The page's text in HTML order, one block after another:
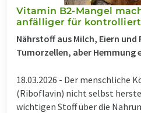
Vitamin B2-Mangel
anfälliger für
Nährstoff aus Milch, Eiern und
Tumorzellen, aber Hemmung
18.03.2026 - Der menschliche
(Riboflavin) nicht selbst
wichtigen Stoff über die